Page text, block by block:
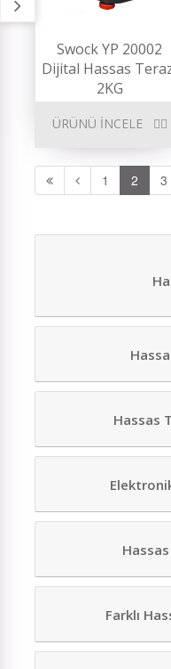
Swock YP 20002
Dijital Hassas
2KG
ÜRÜNÜ İNCELE
1 2 3
Hassas
Farklı